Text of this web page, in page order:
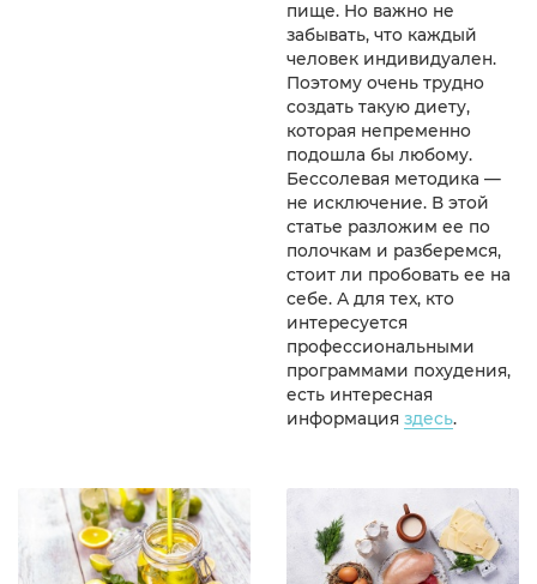
пище. Но важно не
забывать, что каждый
человек индивидуален.
Поэтому очень трудно
создать такую диету,
которая непременно
подошла бы любому.
Бессолевая методика —
не исключение. В этой
статье разложим ее по
полочкам и разберемся,
стоит ли пробовать ее на
себе. А для тех, кто
интересуется
профессиональными
программами похудения,
есть интересная
информация здесь.